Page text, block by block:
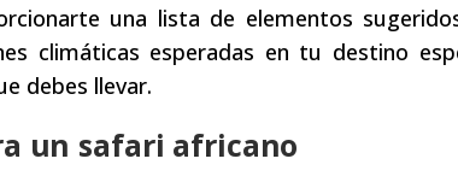
una lista de elementos
climáticas esperadas en tu destino
debes llevar.
un safari africano